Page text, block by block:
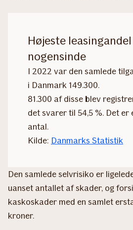
Højeste
nogensinde
I 2022 var den samlede
i Danmark 149.300.
81.300 af disse blev
det svarer til 54,5 %. Det
antal.
Kilde: Danmarks Statistik
Den samlede selvrisiko er
uanset antallet af skader, og
kaskoskader med en samlet
kroner.